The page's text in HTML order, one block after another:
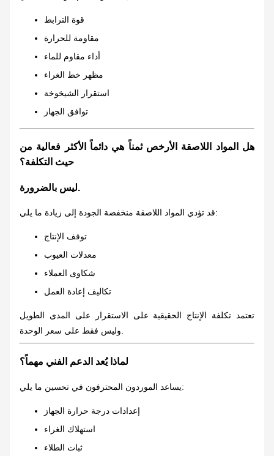
قوة الترابط
مقاومة للحرارة
أداء مقاوم للماء
مظهر خط الغراء
استقرار الشيخوخة
توافق الجهاز
هل المواد اللاصقة الأرخص ثمناً هي دائماً الأكثر فعالية من
حيث التكلفة؟
ليس بالضرورة.
قد تؤدي المواد اللاصقة منخفضة الجودة إلى زيادة ما يلي:
توقف الإنتاج
معدلات العيوب
شكاوى العملاء
تكاليف إعادة العمل
تعتمد تكلفة الإنتاج الحقيقية على الاستقرار على المدى الطويل
لماذا يُعد الدعم الفني مهماً؟
يساعد الموردون المحترفون في تحسين ما يلي:
إعدادات درجة حرارة الجهاز
استهلاك الغراء
ثبات الطلاء